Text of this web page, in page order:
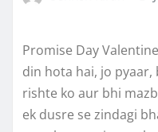
Promise Day
din hota hai, jo
rishte ko aur bhi
ek dusre se zindagi